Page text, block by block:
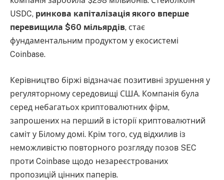
USDC, ринкова капіталізація якого вперше
перевищила $60 мільярдів, стає
фундаментальним продуктом у екосистемі
Coinbase.
Керівництво біржі відзначає позитивні зрушення у
регуляторному середовищі США. Компанія була
серед небагатьох криптовалютних фірм,
запрошених на перший в історії криптовалютний
саміт у Білому домі. Крім того, суд відхилив із
неможливістю повторного розгляду позов SEC
проти Coinbase щодо незареєстрованих
пропозицій цінних паперів.